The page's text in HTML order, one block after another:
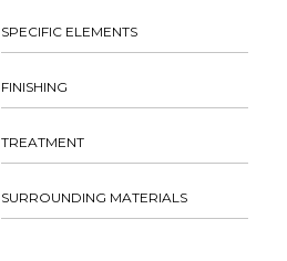
SPECIFIC ELEMENTS
FINISHING
TREATMENT
SURROUNDING MATERIALS